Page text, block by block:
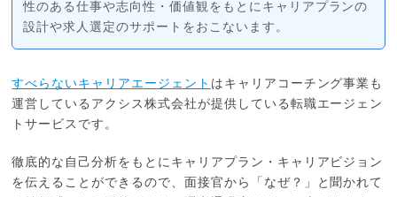
性のある仕事や志向性・価値観をもとにキャリアプランの
設計や求人選定のサポートをおこないます。
すべらないキャリアエージェント はキャリアコーチング事業も
運営しているアクシス株式会社が提供している転職エージェン
トサービスです。
徹底的な自己分析をもとにキャリアプラン・キャリアビジョン
を伝えることができるので、面接官から「なぜ？」と聞かれて